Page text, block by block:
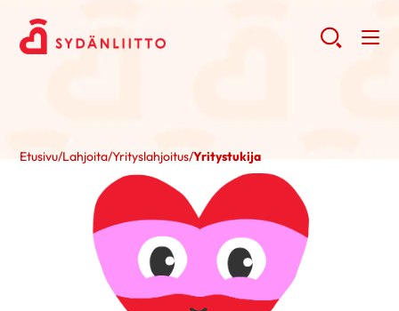
Etusivu/Lahjoita/Yrityslahjoitus/Yritystukija